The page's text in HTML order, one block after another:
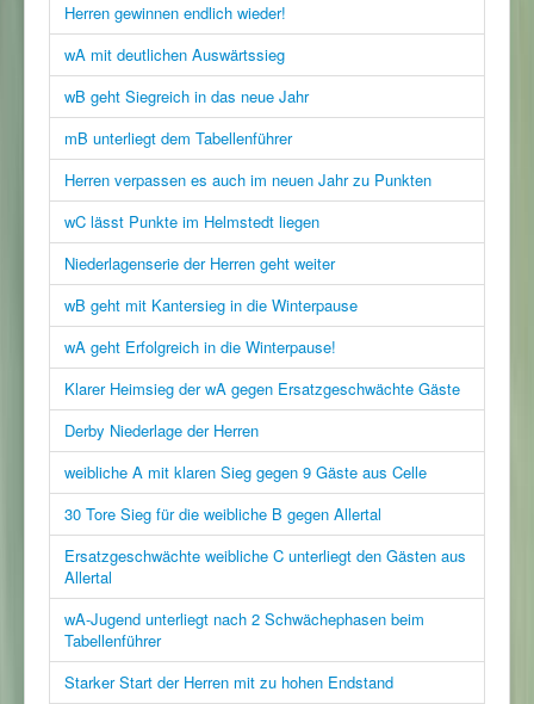
Herren gewinnen endlich wieder!
wA mit deutlichen Auswärtssieg
wB geht Siegreich in das neue Jahr
mB unterliegt dem Tabellenführer
Herren verpassen es auch im neuen Jahr zu Punkten
wC lässt Punkte im Helmstedt liegen
Niederlagenserie der Herren geht weiter
wB geht mit Kantersieg in die Winterpause
wA geht Erfolgreich in die Winterpause!
Klarer Heimsieg der wA gegen Ersatzgeschwächte Gäste
Derby Niederlage der Herren
weibliche A mit klaren Sieg gegen 9 Gäste aus Celle
30 Tore Sieg für die weibliche B gegen Allertal
Ersatzgeschwächte weibliche C unterliegt den Gästen aus
Allertal
wA-Jugend unterliegt nach 2 Schwächephasen beim
Tabellenführer
Starker Start der Herren mit zu hohen Endstand